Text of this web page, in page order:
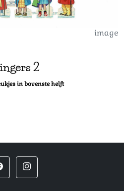
image
2
in bovenste helft